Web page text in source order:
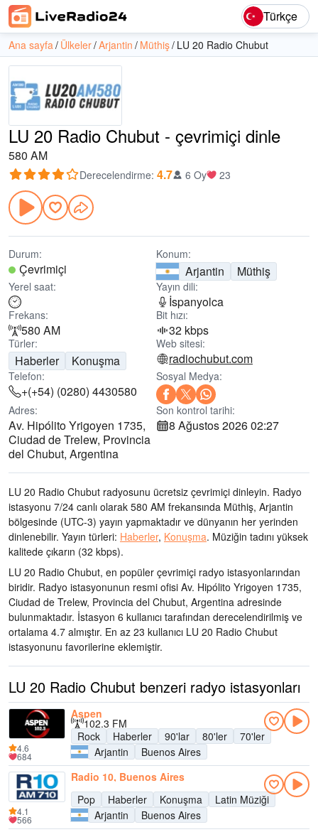
Türkçe
Ana sayfa Ülkeler Arjantin Müthiş LU 20 Radio Chubut
LU 20 Radio Chubut - çevrimiçi dinle
580 AM
Derecelendirme: 4.7 6 Oy 23
Durum:
Çevrimiçi
Konum:
Arjantin Müthiş
Yerel saat: Yayın dili:
İspanyolca
Frekans:
580 AM
Bit hızı:
32 kbps
Türler:
Haberler Konuşma
Web sitesi:
radiochubut.com
Telefon:
+(+54) (0280) 4430580
Sosyal Medya:
Adres:
Av. Hipólito Yrigoyen 1735,
Ciudad de Trelew, Provincia
del Chubut, Argentina
Son kontrol tarihi:
8 Ağustos 2026 02:27
LU 20 Radio Chubut radyosunu ücretsiz çevrimiçi dinleyin. Radyo
istasyonu 7/24 canlı olarak 580 AM frekansında Müthiş, Arjantin
bölgesinde (UTC-3) yayın yapmaktadır ve dünyanın her yerinden
dinlenebilir. Yayın türleri: Haberler, Konuşma. Müziğin tadını yüksek
kalitede çıkarın (32 kbps).
LU 20 Radio Chubut, en popüler çevrimiçi radyo istasyonlarından
biridir. Radyo istasyonunun resmi ofisi Av. Hipólito Yrigoyen 1735,
Ciudad de Trelew, Provincia del Chubut, Argentina adresinde
bulunmaktadır. İstasyon 6 kullanıcı tarafından derecelendirilmiş ve
ortalama 4.7 almıştır. En az 23 kullanıcı LU 20 Radio Chubut
istasyonunu favorilerine eklemiştir.
LU 20 Radio Chubut benzeri radyo istasyonları
Aspen
102.3 FM
Rock
Haberler 90'lar 80'ler
70'ler
Arjantin
Buenos Aires
4.6
684
Radio 10, Buenos Aires
Pop
Haberler Konuşma
Latin Müziği
Arjantin
Buenos Aires
4.1
566